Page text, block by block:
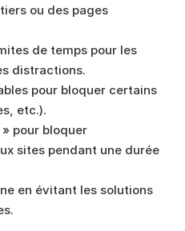
ou des pages
de temps pour les
distractions.
pour bloquer certains
etc.).
pour bloquer
sites pendant une durée
en évitant les solutions